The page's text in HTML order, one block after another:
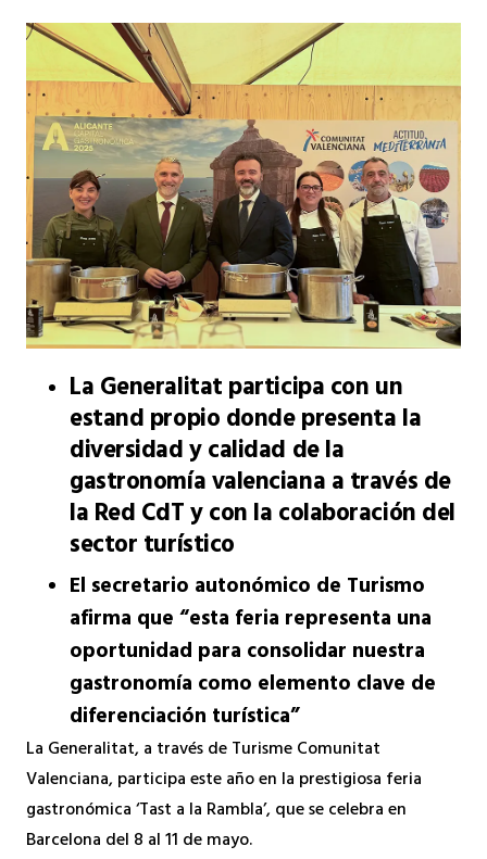
La Generalitat participa con un
estand propio donde presenta la
diversidad y calidad de la
gastronomía valenciana a través de
la Red CdT y con la colaboración del
sector turístico
El secretario autonómico de Turismo
afirma que “esta feria representa una
oportunidad para consolidar nuestra
gastronomía como elemento clave de
diferenciación turística”
La Generalitat, a través de Turisme Comunitat
Valenciana, participa este año en la prestigiosa feria
gastronómica ‘Tast a la Rambla’, que se celebra en
Barcelona del 8 al 11 de mayo.